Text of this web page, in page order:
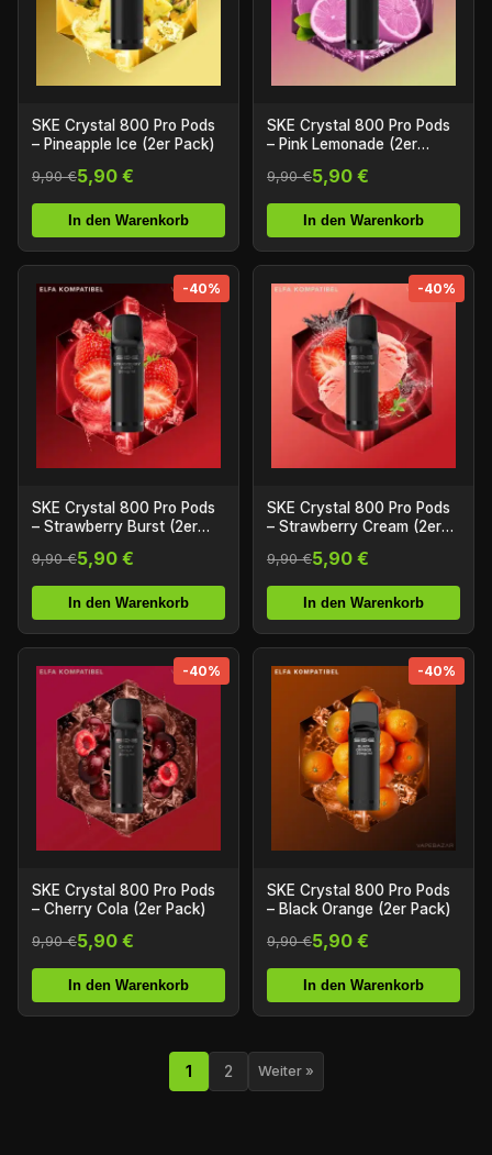
SKE Crystal 800 Pro Pods
– Pineapple Ice (2er Pack)
9,90 €5,90 €
In den Warenkorb
SKE Crystal 800 Pro Pods
– Pink Lemonade (2er
9,90 €5,90 €
In den Warenkorb
-40%
SKE Crystal 800 Pro Pods
– Strawberry Burst (2er
9,90 €5,90 €
In den Warenkorb
-40%
SKE Crystal 800 Pro Pods
– Strawberry Cream (2er
9,90 €5,90 €
In den Warenkorb
-40%
SKE Crystal 800 Pro Pods
– Cherry Cola (2er Pack)
9,90 €5,90 €
In den Warenkorb
-40%
SKE Crystal 800 Pro Pods
– Black Orange (2er Pack)
9,90 €5,90 €
In den Warenkorb
1 2 Weiter »